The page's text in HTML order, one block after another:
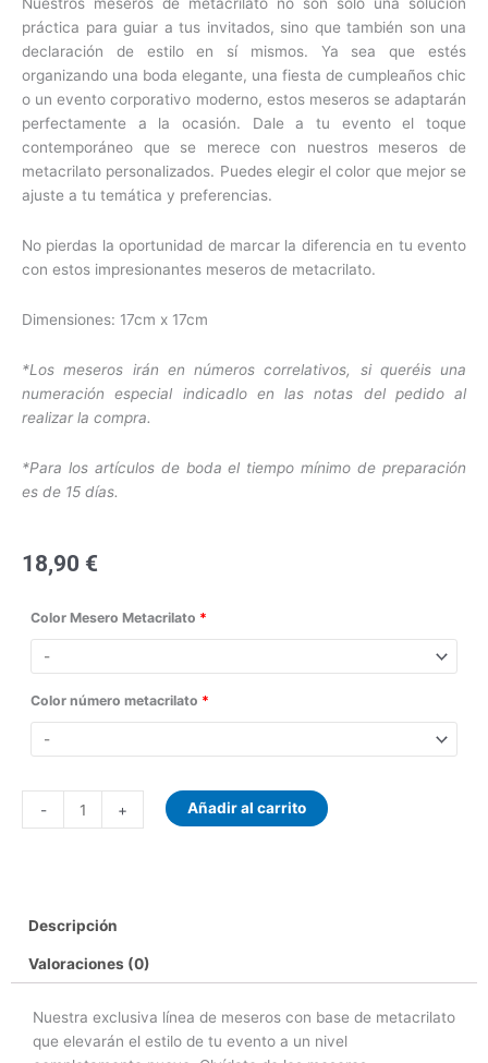
Nuestros meseros de metacrilato no son solo una solución
práctica para guiar a tus invitados, sino que también son una
declaración de estilo en sí mismos. Ya sea que estés
organizando una boda elegante, una fiesta de cumpleaños chic
o un evento corporativo moderno, estos meseros se adaptarán
perfectamente a la ocasión. Dale a tu evento el toque
contemporáneo que se merece con nuestros meseros de
metacrilato personalizados. Puedes elegir el color que mejor se
ajuste a tu temática y preferencias.
No pierdas la oportunidad de marcar la diferencia en tu evento
con estos impresionantes meseros de metacrilato.
Dimensiones: 17cm x 17cm
*Los meseros irán en números correlativos, si queréis una
numeración especial indicadlo en las notas del pedido al
realizar la compra.
*Para los artículos de boda el tiempo mínimo de preparación
es de 15 días.
18,90 €
Color Mesero Metacrilato *
Color número metacrilato *
-
Mesero
Redondo
Metacrilato
+ Añadir al carrito
Descripción
Valoraciones (0)
Nuestra exclusiva línea de meseros con base de metacrilato
que elevarán el estilo de tu evento a un nivel